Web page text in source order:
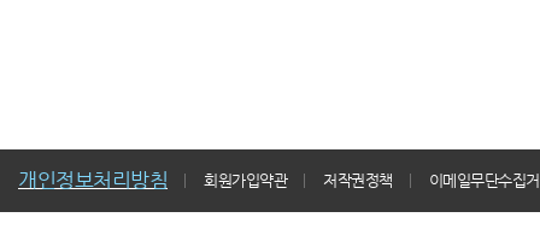
개인정보처리방침 회원가입약관 저작권정책 이메일무단수집